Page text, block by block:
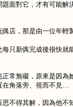
面對它，才有可能解
店，那是由一位年
只新偶完成後很快就
常無礙，原來是因
在角落旁、視而不見…
不得其解，因為他不